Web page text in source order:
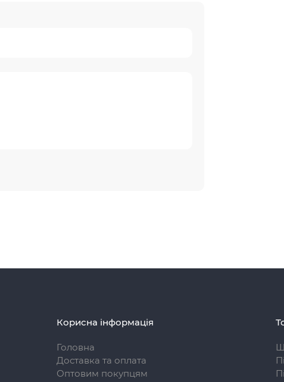
Корисна інформація
Головна
Доставка та оплата
Оптовим покупцям